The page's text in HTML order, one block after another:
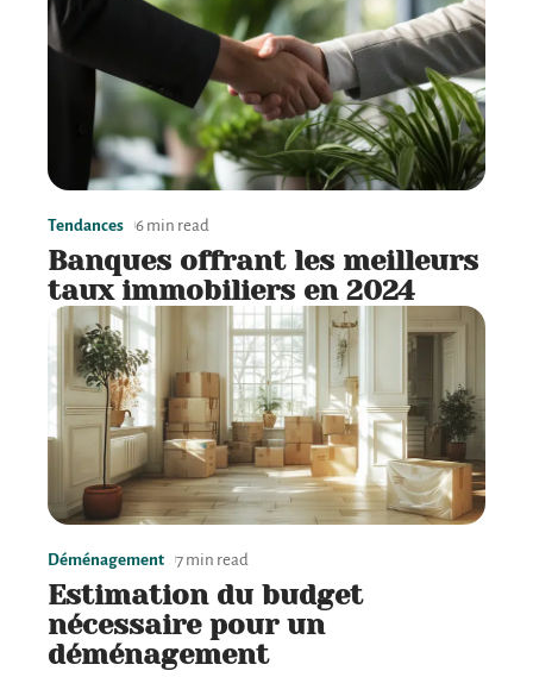
Tendances 6 min read
Banques offrant les meilleurs
taux immobiliers en 2024
Déménagement 7 min read
Estimation du budget
nécessaire pour un
déménagement